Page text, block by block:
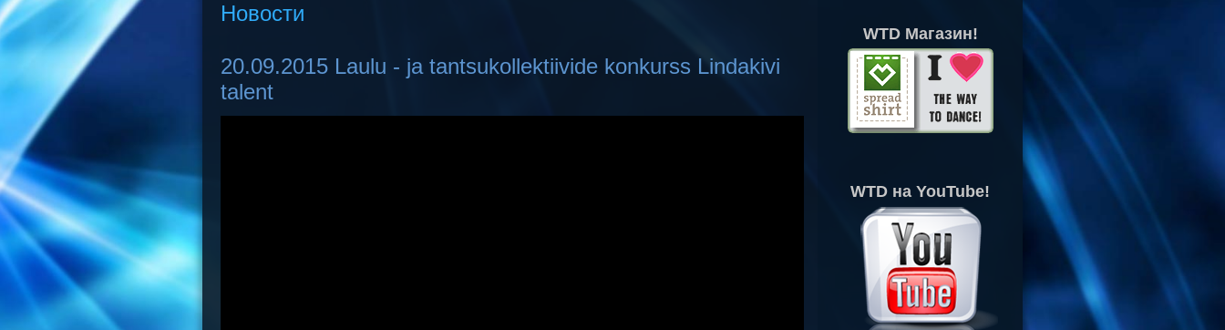
Новости
20.09.2015 Laulu - ja tantsukollektiivide konkurss Lindakivi
talent
WTD Магазин!
WTD на YouTube!